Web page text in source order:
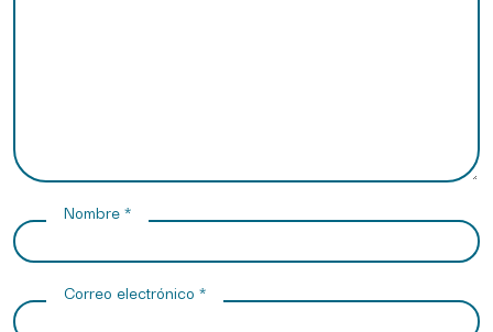
Nombre*
Correo electrónico *